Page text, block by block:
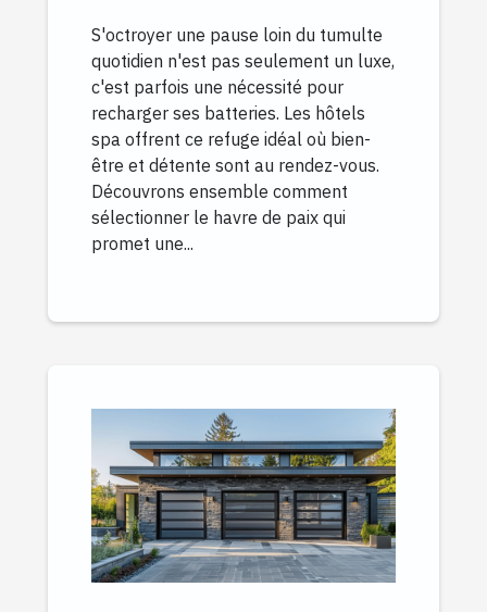
S'octroyer une pause loin du tumulte
quotidien n'est pas seulement un luxe,
c'est parfois une nécessité pour
recharger ses batteries. Les hôtels
spa offrent ce refuge idéal où bien-
être et détente sont au rendez-vous.
Découvrons ensemble comment
sélectionner le havre de paix qui
promet une...